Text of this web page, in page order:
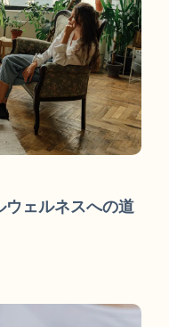
ェルネスへの道